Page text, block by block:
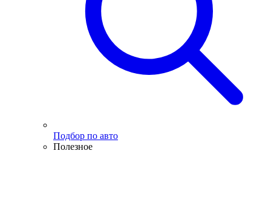
Подбор по авто
Полезное